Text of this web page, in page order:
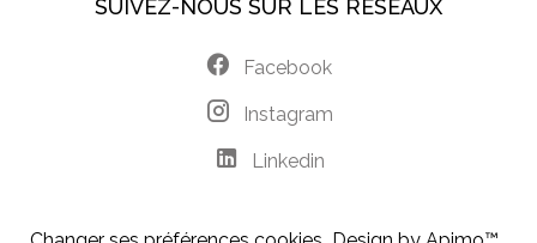
SUIVEZ-NOUS SUR LES RÉSEAUX
Facebook
Instagram
Linkedin